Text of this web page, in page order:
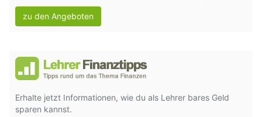
zu den Angeboten
Erhalte jetzt Informationen, wie du als Lehrer bares Geld
sparen kannst.